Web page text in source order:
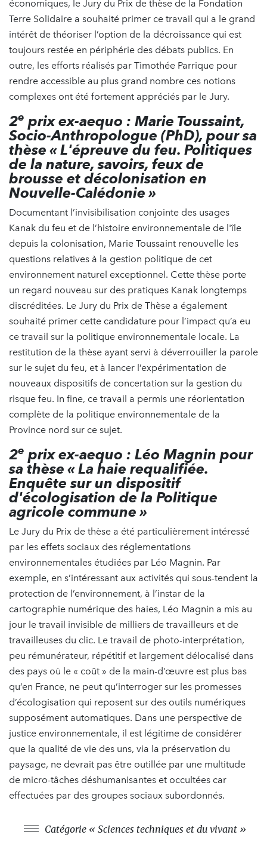
économiques, le Jury du Prix de thèse de la Fondation
Terre Solidaire a souhaité primer ce travail qui a le grand
intérêt de théoriser l’option de la décroissance qui est
toujours restée en périphérie des débats publics. En
outre, les efforts réalisés par Timothée Parrique pour
rendre accessible au plus grand nombre ces notions
complexes ont été fortement appréciés par le Jury.
2e prix ex-aequo : Marie Toussaint,
Socio-Anthropologue (PhD), pour sa
thèse « L'épreuve du feu. Politiques
de la nature, savoirs, feux de
brousse et décolonisation en
Nouvelle-Calédonie »
Documentant l’invisibilisation conjointe des usages
Kanak du feu et de l’histoire environnementale de l'île
depuis la colonisation, Marie Toussaint renouvelle les
questions relatives à la gestion politique de cet
environnement naturel exceptionnel. Cette thèse porte
un regard nouveau sur des pratiques Kanak longtemps
discréditées. Le Jury du Prix de Thèse a également
souhaité primer cette candidature pour l’impact qu’a eu
ce travail sur la politique environnementale locale. La
restitution de la thèse ayant servi à déverrouiller la parole
sur le sujet du feu, et à lancer l’expérimentation de
nouveaux dispositifs de concertation sur la gestion du
risque feu. In fine, ce travail a permis une réorientation
complète de la politique environnementale de la
Province nord sur ce sujet.
2e prix ex-aequo : Léo Magnin pour
sa thèse « La haie requalifiée.
Enquête sur un dispositif
d'écologisation de la Politique
agricole commune »
Le Jury du Prix de thèse a été particulièrement intéressé
par les effets sociaux des réglementations
environnementales étudiées par Léo Magnin. Par
exemple, en s’intéressant aux activités qui sous-tendent la
protection de l’environnement, à l’instar de la
cartographie numérique des haies, Léo Magnin a mis au
jour le travail invisible de milliers de travailleurs et de
travailleuses du clic. Le travail de photo-interprétation,
peu rémunérateur, répétitif et largement délocalisé dans
des pays où le « coût » de la main-d’œuvre est plus bas
qu’en France, ne peut qu’interroger sur les promesses
d’écologisation qui reposent sur des outils numériques
supposément automatiques. Dans une perspective de
justice environnementale, il est légitime de considérer
que la qualité de vie des uns, via la préservation du
paysage, ne devrait pas être outillée par une multitude
de micro-tâches déshumanisantes et occultées car
effectuées par des groupes sociaux subordonnés.
Catégorie « Sciences techniques et du vivant »